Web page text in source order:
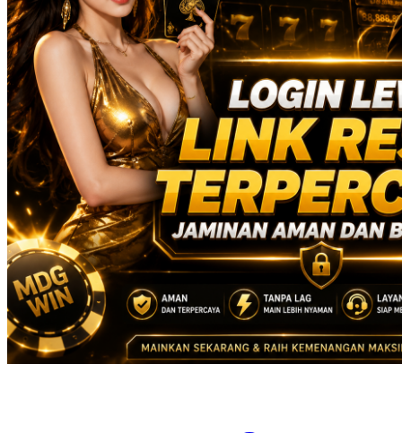
Seribu Paras
Silver Cross
Skip Hop
Soohoo
Spectra
Squishmallows
Stick-O
Stokke
Suavinex
Sudocrem
Sumimo
Sunnylife